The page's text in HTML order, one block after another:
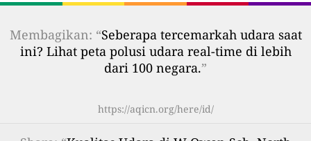
Membagikan: “Seberapa tercemarkah udara saat
ini? Lihat peta polusi udara real-time di lebih
dari 100 negara.”
https://aqicn.org/here/id/